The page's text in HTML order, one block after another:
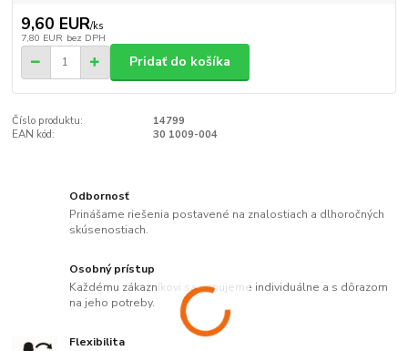
9,60 EUR/ks
7,80 EUR bez DPH
Pridať do košíka
Číslo produktu:
14799
EAN kód:
30 1009-004
Odbornosť
Prinášame riešenia postavené na znalostiach a dlhoročných
skúsenostiach.
Osobný prístup
Každému zákazníkovi sa venujeme individuálne a s dôrazom
na jeho potreby.
Flexibilita